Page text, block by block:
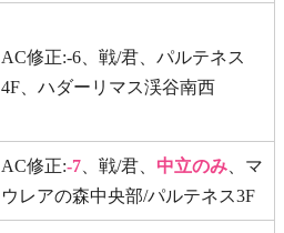
AC修正:-6、戦/君、パルテネス
4F、ハダーリマス渓谷南西
AC修正:-7 、戦/君、 中立のみ 、マ
ウレアの森中央部/パルテネス3F